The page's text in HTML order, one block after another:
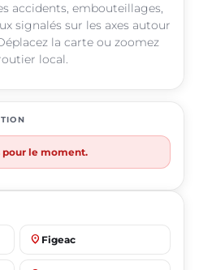
accidents, embouteillages,
signalés sur les axes autour
la carte ou zoomez
local.
le moment.
place Figeac